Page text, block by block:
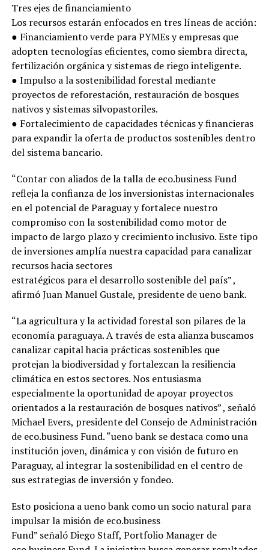
Tres ejes de financiamiento
Los recursos estarán enfocados en tres líneas de acción:
● Financiamiento verde para PYMEs y empresas que
adopten tecnologías eficientes, como siembra directa,
fertilización orgánica y sistemas de riego inteligente.
● Impulso a la sostenibilidad forestal mediante
proyectos de reforestación, restauración de bosques
nativos y sistemas silvopastoriles.
● Fortalecimiento de capacidades técnicas y financieras
para expandir la oferta de productos sostenibles dentro
del sistema bancario.
“Contar con aliados de la talla de eco.business Fund
refleja la confianza de los inversionistas internacionales
en el potencial de Paraguay y fortalece nuestro
compromiso con la sostenibilidad como motor de
impacto de largo plazo y crecimiento inclusivo. Este tipo
de inversiones amplía nuestra capacidad para canalizar
recursos hacia sectores
estratégicos para el desarrollo sostenible del país” ,
afirmó Juan Manuel Gustale, presidente de ueno bank.
“La agricultura y la actividad forestal son pilares de la
economía paraguaya. A través de esta alianza buscamos
canalizar capital hacia prácticas sostenibles que
protejan la biodiversidad y fortalezcan la resiliencia
climática en estos sectores. Nos entusiasma
especialmente la oportunidad de apoyar proyectos
orientados a la restauración de bosques nativos” , señaló
Michael Evers, presidente del Consejo de Administración
de eco.business Fund. “ueno bank se destaca como una
institución joven, dinámica y con visión de futuro en
Paraguay, al integrar la sostenibilidad en el centro de
sus estrategias de inversión y fondeo.
Esto posiciona a ueno bank como un socio natural para
impulsar la misión de eco.business
Fund” señaló Diego Staff, Portfolio Manager de